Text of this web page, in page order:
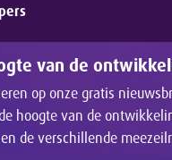
van de
op onze gratis
hoogte van de
de verschillende